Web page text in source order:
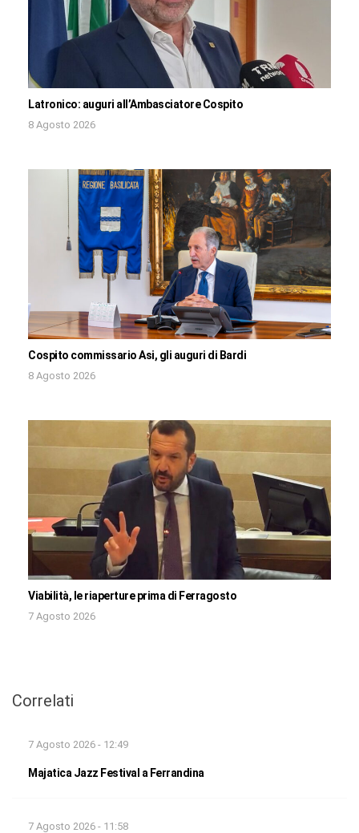
Latronico: auguri all’Ambasciatore Cospito
8 Agosto 2026
Cospito commissario Asi, gli auguri di Bardi
8 Agosto 2026
Viabilità, le riaperture prima di Ferragosto
7 Agosto 2026
Correlati
7 Agosto 2026 - 12:49
Majatica Jazz Festival a Ferrandina
7 Agosto 2026 - 11:58